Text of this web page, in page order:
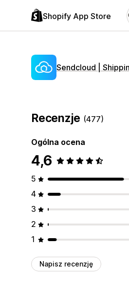
Shopify App Store
Sendcloud |
Recenzje (477)
Ogólna ocena
4,6
5
4
3
2
1
Napisz recenzję